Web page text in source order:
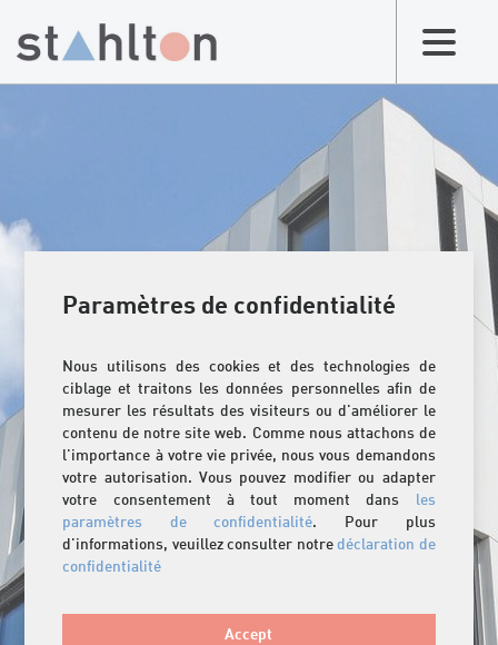
Paramètres de confidentialité
Nous utilisons des cookies et des technologies de
ciblage et traitons les données personnelles afin de
mesurer les résultats des visiteurs ou d'améliorer le
contenu de notre site web. Comme nous attachons de
l'importance à votre vie privée, nous vous demandons
votre autorisation. Vous pouvez modifier ou adapter
votre consentement à tout moment dans les
paramètres de confidentialité. Pour plus
d'informations, veuillez consulter notredéclaration de
confidentialité
Accept